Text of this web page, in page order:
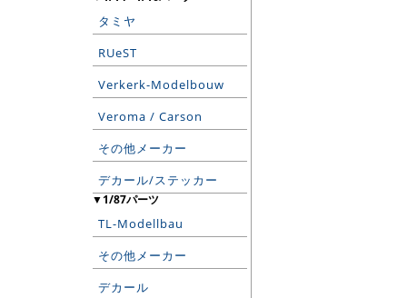
タミヤ
RUeST
Verkerk-Modelbouw
Veroma / Carson
その他メーカー
デカール/ステッカー
▼1/87パーツ
TL-Modellbau
その他メーカー
デカール